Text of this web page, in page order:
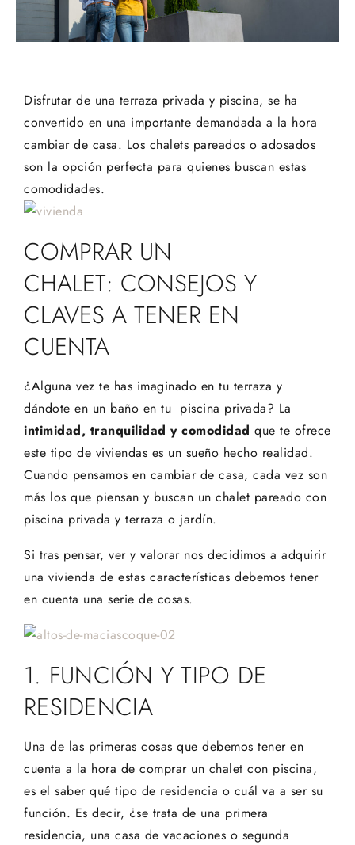
Disfrutar de una terraza privada y piscina, se ha
convertido en una importante demandada a la hora
cambiar de casa. Los chalets pareados o adosados
son la opción perfecta para quienes buscan estas
comodidades.
COMPRAR UN
CHALET: CONSEJOS Y
CLAVES A TENER EN
CUENTA
¿Alguna vez te has imaginado en tu terraza y
dándote en un baño en tu piscina privada? La
intimidad, tranquilidad y comodidad que te ofrece
este tipo de viviendas es un sueño hecho realidad.
Cuando pensamos en cambiar de casa, cada vez son
más los que piensan y buscan un chalet pareado con
piscina privada y terraza o jardín.
Si tras pensar, ver y valorar nos decidimos a adquirir
una vivienda de estas características debemos tener
en cuenta una serie de cosas.
1. FUNCIÓN Y TIPO DE
RESIDENCIA
Una de las primeras cosas que debemos tener en
cuenta a la hora de comprar un chalet con piscina,
es el saber qué tipo de residencia o cuál va a ser su
función. Es decir, ¿se trata de una primera
residencia, una casa de vacaciones o segunda